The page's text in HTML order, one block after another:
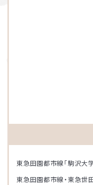
東急田園都市線「駒沢大
東急田園都市線・東急世